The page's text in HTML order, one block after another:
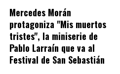
Mercedes Morán
protagoniza "Mis muertos
tristes", la miniserie de
Pablo Larraín que va al
Festival de San Sebastián